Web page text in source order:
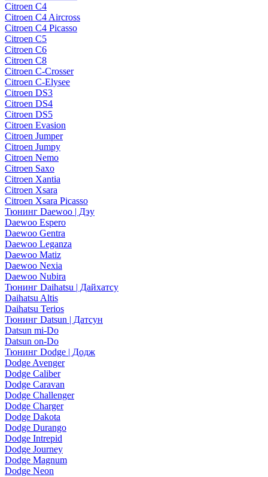
Citroen C4
Citroen C4 Aircross
Citroen C4 Picasso
Citroen C5
Citroen C6
Citroen C8
Citroen C-Crosser
Citroen C-Elysee
Citroen DS3
Citroen DS4
Citroen DS5
Citroen Evasion
Citroen Jumper
Citroen Jumpy
Citroen Nemo
Citroen Saxo
Citroen Xantia
Citroen Xsara
Citroen Xsara Picasso
Тюнинг Daewoo | Дэу
Daewoo Espero
Daewoo Gentra
Daewoo Leganza
Daewoo Matiz
Daewoo Nexia
Daewoo Nubira
Тюнинг Daihatsu | Дайхатсу
Daihatsu Altis
Daihatsu Terios
Тюнинг Datsun | Датсун
Datsun mi-Do
Datsun on-Do
Тюнинг Dodge | Додж
Dodge Avenger
Dodge Caliber
Dodge Caravan
Dodge Challenger
Dodge Charger
Dodge Dakota
Dodge Durango
Dodge Intrepid
Dodge Journey
Dodge Magnum
Dodge Neon